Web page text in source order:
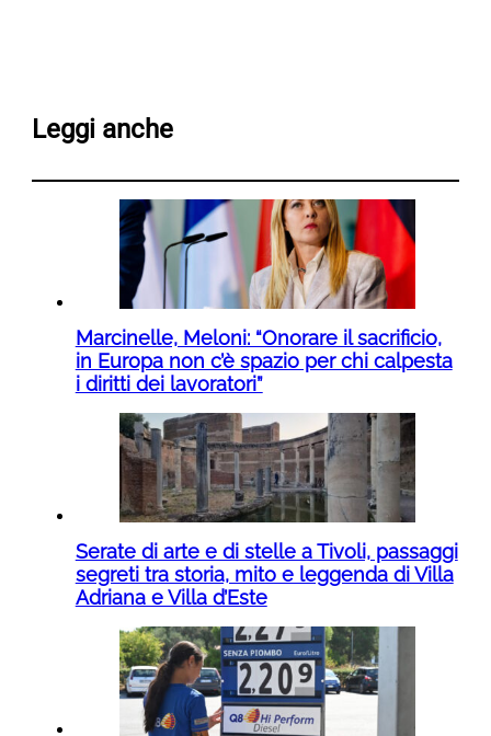
Leggi anche
Marcinelle, Meloni: “Onorare il sacrificio,
in Europa non c’è spazio per chi calpesta
i diritti dei lavoratori”
Serate di arte e di stelle a Tivoli, passaggi
segreti tra storia, mito e leggenda di Villa
Adriana e Villa d’Este